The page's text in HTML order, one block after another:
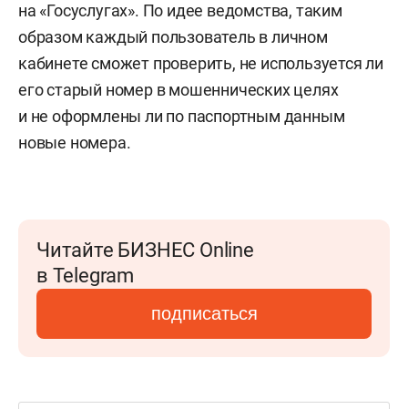
на «Госуслугах». По идее ведомства, таким
образом каждый пользователь в личном
кабинете сможет проверить, не используется ли
его старый номер в мошеннических целях
и не оформлены ли по паспортным данным
новые номера.
Читайте БИЗНЕС Online
в Telegram
подписаться